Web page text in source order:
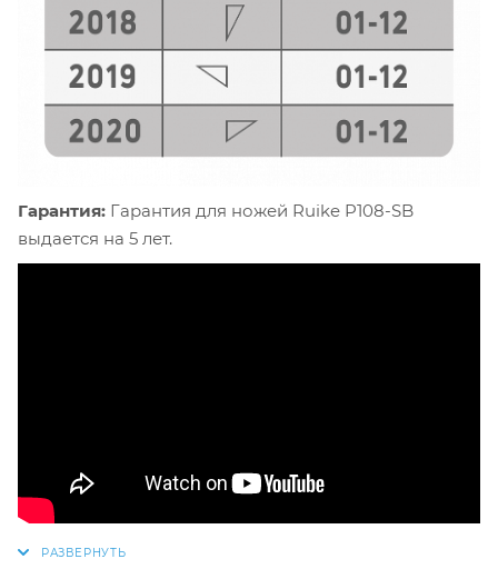
Гарантия: Гарантия для ножей Ruike P108-SB
выдается на 5 лет.